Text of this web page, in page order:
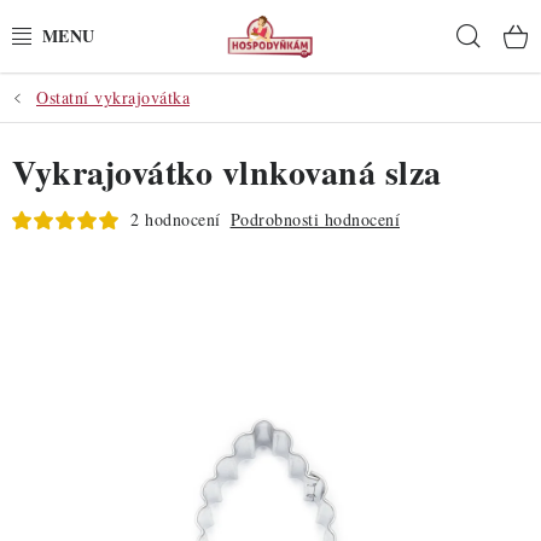
na
POTŘEBY
POMŮCKY
SUROVINY
Ostatní vykrajovátka
Vykrajovátko vlnkovaná slza
2 hodnocení Podrobnosti hodnocení